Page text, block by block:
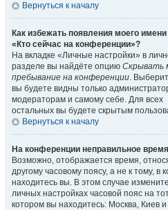
Вернуться к началу
Как избежать появления моего имени
«Кто сейчас на конференции»?
На вкладке «Личные настройки» в
разделе вы найдёте опцию Скрывать
пребывание на конференции.
вы будете видны только
модераторам и самому себе. Для всех
остальных вы будете скрытым
Вернуться к началу
На конференции неправильное
Возможно, отображается время,
другому часовому поясу, а не к тому, в
находитесь вы. В этом случае
личных настройках часовой пояс на
котором вы находитесь: Москва, Киев и